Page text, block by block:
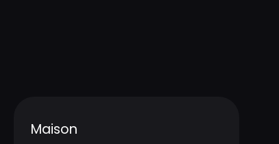
Maison